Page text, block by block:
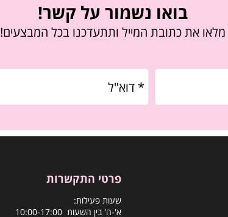
בואו נשמור על קשר!
מלאו את כתובת המייל ותתעדכנו בכל המבצעים!
פרטי התקשרות
שעות פעילות:
א'-ה' בין השעות 10:00-17:00